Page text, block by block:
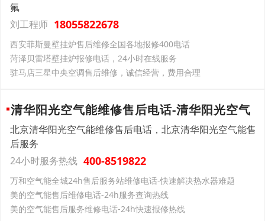
氟
刘工程师 18055822678
西安菲斯曼壁挂炉售后维修全国各地报修400电话
菏泽贝雷塔壁挂炉报修电话，24小时在线服务
驻马店三星中央空调售后维修，诚信经营，费用合理
清华阳光空气能维修售后电话-清华阳光空气
北京清华阳光空气能维修售后电话，北京清华阳光空气能售
后服务
24小时服务热线 400-8519822
万和空气能全城24h售后服务站维修电话-快速解决热水器难题
美的空气能售后维修电话-24h服务查询热线
美的空气能售后服务维修电话-24h快速报修热线